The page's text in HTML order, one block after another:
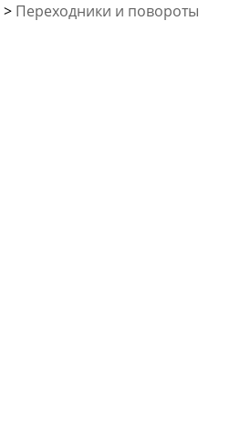
> Переходники и повороты